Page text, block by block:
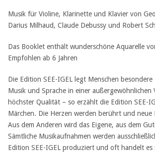
Musik für Violine, Klarinette und Klavier von
Darius Milhaud, Claude Debussy und Robert
Das Booklet enthält wunderschöne Aquarelle
Empfohlen ab 6 Jahren
Die Edition SEE-IGEL legt Menschen
Musik und Sprache in einer
höchster Qualität – so erzählt die Edition SEE-
Märchen. Die Herzen werden berührt und neue
Aus dem Anderen wird das Eigene, aus dem
Sämtliche Musikaufnahmen werden
Edition SEE-IGEL produziert und oft handelt es